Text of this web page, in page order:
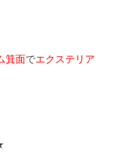
箕面でエクステリア